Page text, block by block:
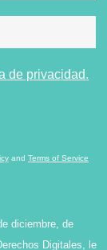
de privacidad.
and Terms of Service
diciembre, de
Digitales, le